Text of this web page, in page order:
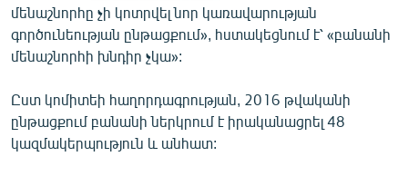
ՏԵՍԱՆՅՈՒԹԵՐ
ԲԱՆԱՎԵՃ
ՓՈԴՔԱՍԹ
մենաշնորհը չի կոտրվել նոր կառավարության
գործունեության ընթացքում», հստակեցնում է՝ «բանանի
մենաշնորհի խնդիր չկա»:
Ըստ կոմիտեի հաղորդագրության, 2016 թվականի
ընթացքում բանանի ներկրում է իրականացրել 48
կազմակերպություն և անհատ: